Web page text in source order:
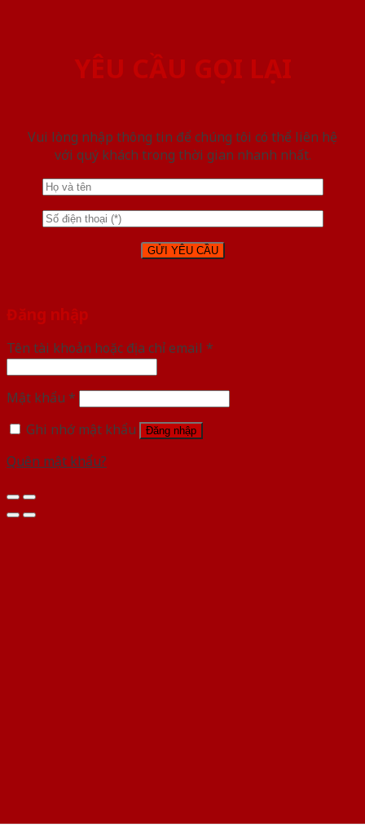
YÊU CẦU GỌI LẠI
Vui lòng nhập thông tin để chúng tôi có thể liên hệ
với quý khách trong thời gian nhanh nhất.
Đăng nhập
Tên tài khoản hoặc địa chỉ email *
Mật khẩu *
Ghi nhớ mật khẩu
Đăng nhập
Quên mật khẩu?